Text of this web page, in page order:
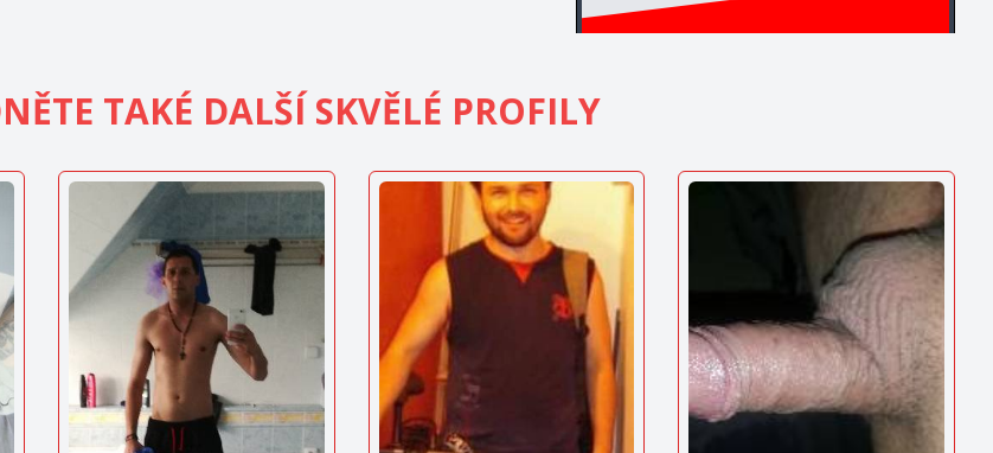
TAKÉ DALŠÍ SKVĚLÉ PROFILY
ZOBRAZIT
INZERÁT
ZOBRAZIT
INZERÁT
ZOBRAZIT
INZERÁT